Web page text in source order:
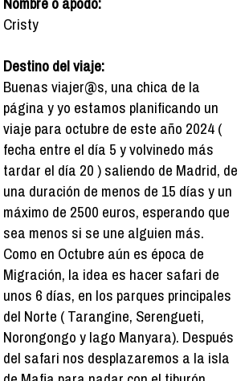
Cristy
Destino del viaje:
Buenas viajer@s, una chica de la
página y yo estamos planificando un
viaje para octubre de este año 2024 (
fecha entre el día 5 y volvinedo más
tardar el día 20 ) saliendo de Madrid, de
una duración de menos de 15 días y un
máximo de 2500 euros, esperando que
sea menos si se une alguien más.
Como en Octubre aún es época de
Migración, la idea es hacer safari de
unos 6 días, en los parques principales
del Norte ( Tarangine, Serengueti,
Norongongo y lago Manyara). Después
del safari nos desplazaremos a la isla